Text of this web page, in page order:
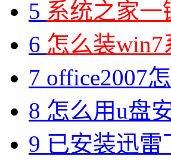
5 系统之家一
6 怎么装
7 office2007
8 怎么用u盘
9 已安装迅雷